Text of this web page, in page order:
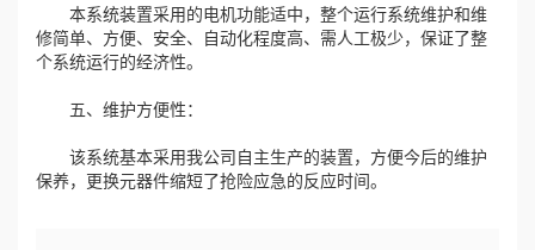
本系统装置采用的电机功能适中，整个运行系统维护和维
修简单、方便、安全、自动化程度高、需人工极少，保证了整
个系统运行的经济性。
五、维护方便性：
该系统基本采用我公司自主生产的装置，方便今后的维护
保养，更换元器件缩短了抢险应急的反应时间。